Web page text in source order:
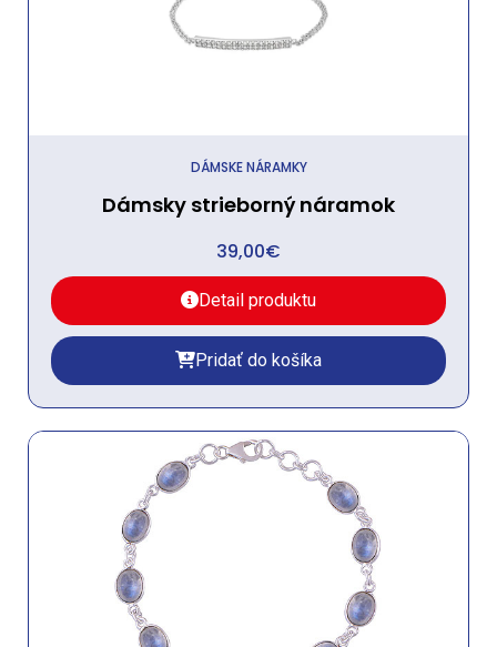
DÁMSKE NÁRAMKY
Dámsky strieborný náramok
39,00€
Detail produktu
Pridať do košíka